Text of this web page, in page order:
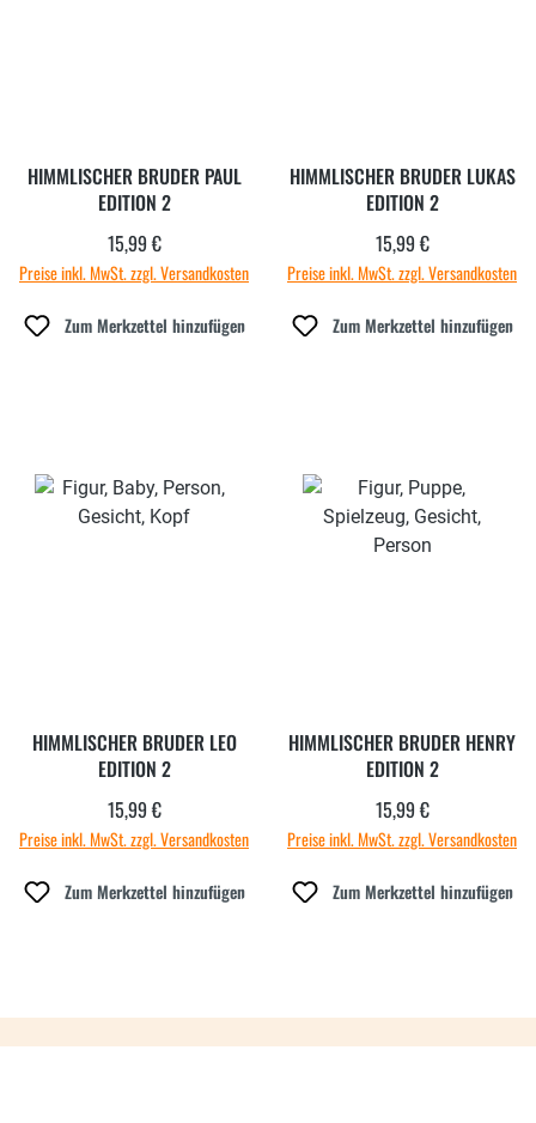
HIMMLISCHER BRUDER PAUL
EDITION 2
Regulärer Preis:
15,99 €
Preise inkl. MwSt. zzgl. Versandkosten
Zum Merkzettel hinzufügen
HIMMLISCHER BRUDER LUKAS
EDITION 2
Regulärer Preis:
15,99 €
Preise inkl. MwSt. zzgl. Versandkosten
Zum Merkzettel hinzufügen
HIMMLISCHER BRUDER LEO
EDITION 2
Regulärer Preis:
15,99 €
Preise inkl. MwSt. zzgl. Versandkosten
Zum Merkzettel hinzufügen
HIMMLISCHER BRUDER HENRY
EDITION 2
Regulärer Preis:
15,99 €
Preise inkl. MwSt. zzgl. Versandkosten
Zum Merkzettel hinzufügen